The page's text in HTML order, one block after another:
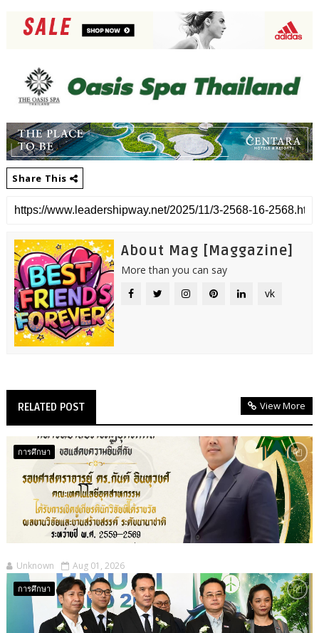
Share This
About Mag [Maggazine]
More than you can say
vk
RELATED POST View More
การศึกษา
Unknown Aug 01, 2026
การศึกษา